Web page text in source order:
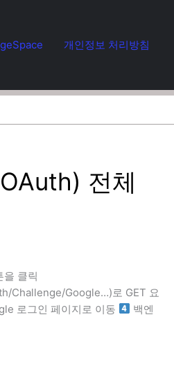
개인정보 처리방침
전체
을 클릭
Challenge/Google…)로 GET 요
로그인 페이지로 이동
백엔